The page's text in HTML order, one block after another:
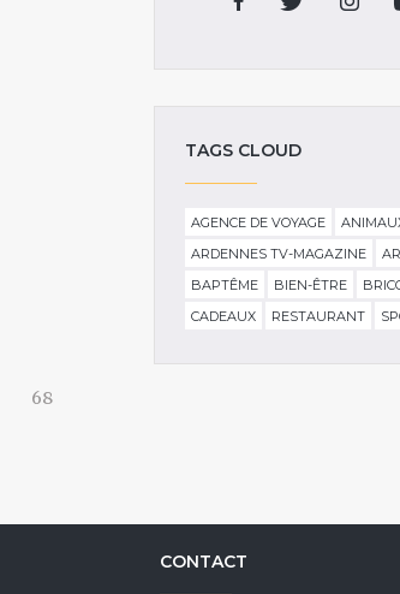
68
TAGS CLOUD
AGENCE DE VOYAGE
ARDENNES TV-MAGAZINE
BAPTÊME
BIEN-ÊTRE
CADEAUX
RESTAURANT
CONTACT